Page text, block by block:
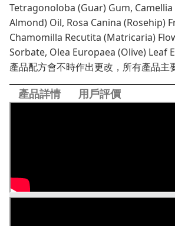
Tetragonoloba (Guar) Gum,
Almond) Oil, Rosa Canina (Rosehip)
Chamomilla Recutita (Matricaria)
Sorbate, Olea Europaea (Olive)
產品配方會不時作出更改，所有產品主
產品詳情 用戶評價